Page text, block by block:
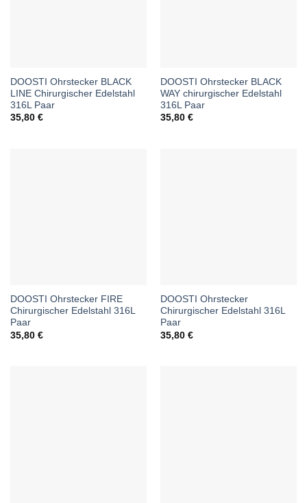
DOOSTI Ohrstecker BLACK
LINE Chirurgischer Edelstahl
316L Paar
35,80 €
DOOSTI Ohrstecker BLACK
WAY chirurgischer Edelstahl
316L Paar
35,80 €
DOOSTI Ohrstecker FIRE
Chirurgischer Edelstahl 316L
Paar
35,80 €
DOOSTI Ohrstecker
Chirurgischer Edelstahl 316L
Paar
35,80 €